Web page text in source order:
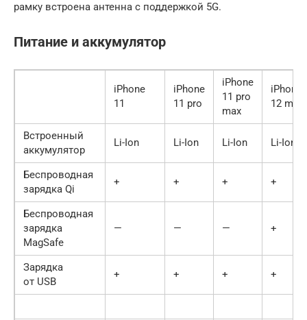
рамку встроена антенна с поддержкой 5G.
Питание и аккумулятор
iPhone
11
iPhone
11 pro
iPhone
11 pro
max
iPhone
12 mini
Встроенный
аккумулятор
Li-Ion Li-Ion Li-Ion Li-Ion
Беспроводная
зарядка Qi
+ + + +
Беспроводная
зарядка
MagSafe
— — — +
Зарядка
от USB
+ + + +